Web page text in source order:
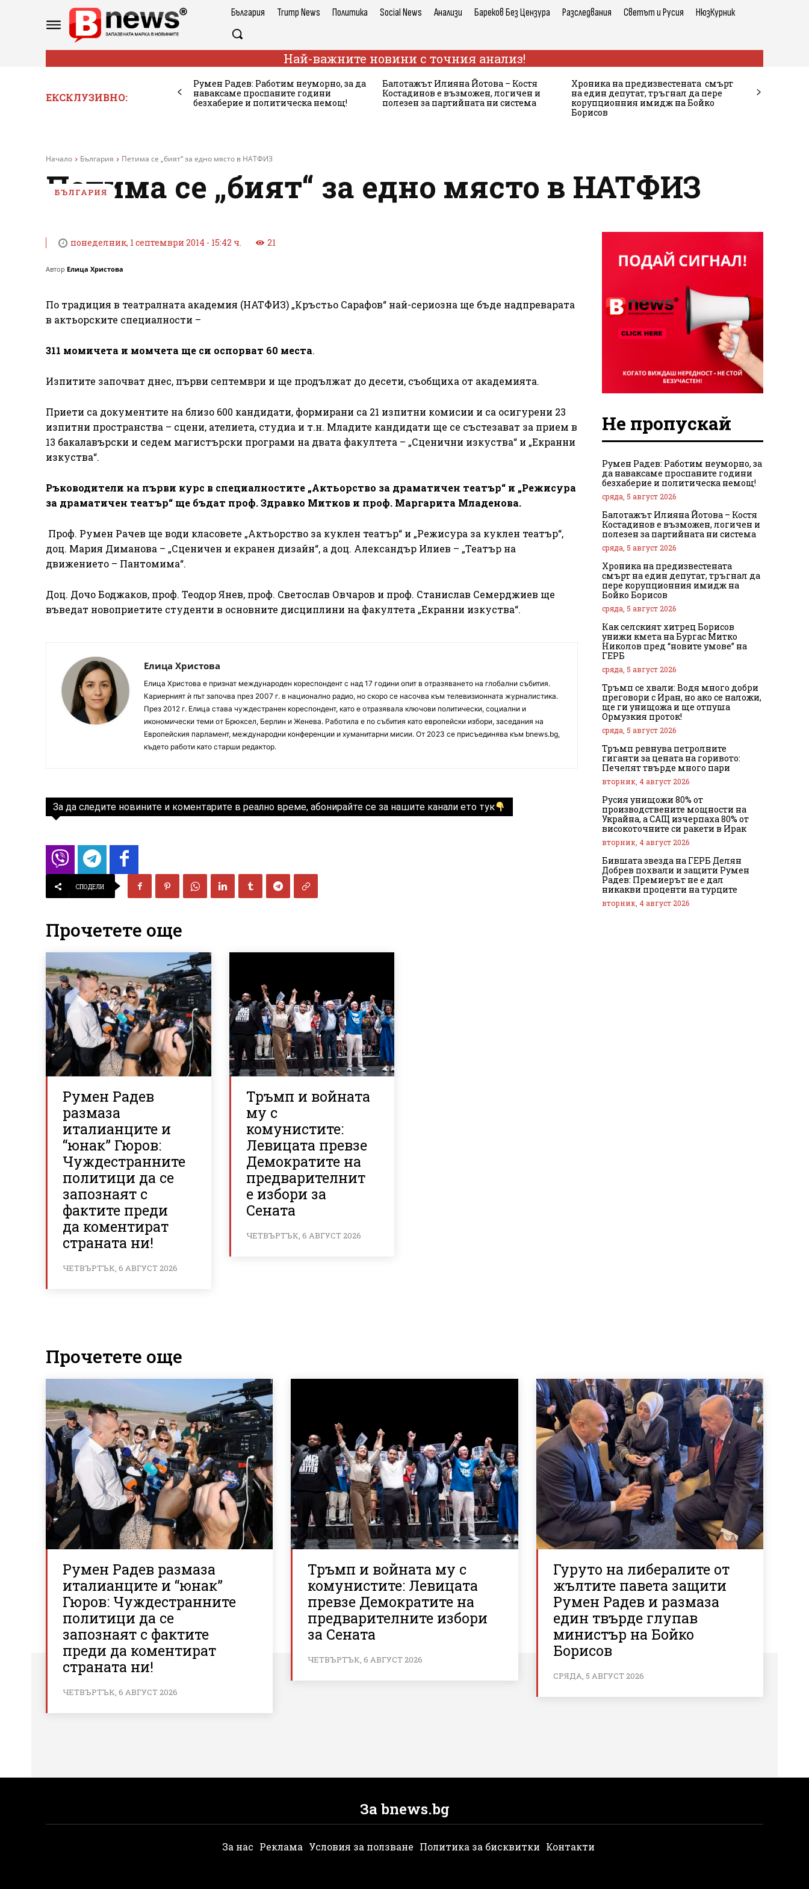
България Trump News Политика Social News Анализи Бареков Без Цензура Разследвания Светът и Русия НюзКурник
Най-важните новини с точния анализ!
ЕКСКЛУЗИВНО:
Румен Радев: Работим неуморно, за да
наваксаме проспаните години
безхаберие и политическа немощ!
Балотажът Илияна Йотова – Костя
Костадинов е възможен, логичен и
полезен за партийната ни система
Хроника на предизвестената смърт
на един депутат, тръгнал да пере
корупционния имидж на Бойко
Борисов
Начало България Петима се „бият“ за едно място в НАТФИЗ
Петима се „бият“ за едно място в НАТФИЗ
БЪЛГАРИЯ
понеделник, 1 септември 2014 - 15:42 ч. 21
Автор Елица Христова
По традиция в театралната академия (НАТФИЗ) „Кръстьо Сарафов“ най-сериозна ще бъде надпреварата
в актьорските специалности –
311 момичета и момчета ще си оспорват 60 места.
Изпитите започват днес, първи септември и ще продължат до десети, съобщиха от академията.
Приети са документите на близо 600 кандидати, формирани са 21 изпитни комисии и са осигурени 23
изпитни пространства – сцени, ателиета, студиа и т.н. Младите кандидати ще се състезават за прием в
13 бакалавърски и седем магистърски програми на двата факултета – „Сценични изкуства“ и „Екранни
изкуства“.
Ръководители на първи курс в специалностите „Актьорство за драматичен театър“ и „Режисура
за драматичен театър“ ще бъдат проф. Здравко Митков и проф. Маргарита Младенова.
Проф. Румен Рачев ще води класовете „Актьорство за куклен театър“ и „Режисура за куклен театър“,
доц. Мария Диманова – „Сценичен и екранен дизайн“, а доц. Александър Илиев – „Театър на
движението – Пантомима“.
Доц. Дочо Боджаков, проф. Теодор Янев, проф. Светослав Овчаров и проф. Станислав Семерджиев ще
въведат новоприетите студенти в основните дисциплини на факултета „Екранни изкуства“.
Елица Христова
Елица Христова е признат международен кореспондент с над 17 години опит в отразяването на глобални събития.
Кариерният ѝ път започва през 2007 г. в национално радио, но скоро се насочва към телевизионната журналистика.
През 2012 г. Елица става чуждестранен кореспондент, като е отразявала ключови политически, социални и
икономически теми от Брюксел, Берлин и Женева. Работила е по събития като европейски избори, заседания на
Европейския парламент, международни конференции и хуманитарни мисии. От 2023 се присъединява към bnews.bg,
където работи като старши редактор.
За да следите новините и коментарите в реално време, абонирайте се за нашите канали ето тук
СПОДЕЛИ
Прочетете още
Румен Радев
размаза
италианците и
“юнак” Гюров:
Чуждестранните
политици да се
запознаят с
фактите преди
да коментират
страната ни!
ЧЕТВЪРТЪК, 6 АВГУСТ 2026
Тръмп и войната
му с
комунистите:
Левицата превзе
Демократите на
предварителнит
е избори за
Сената
ЧЕТВЪРТЪК, 6 АВГУСТ 2026
Не пропускай
Румен Радев: Работим неуморно, за
да наваксаме проспаните години
безхаберие и политическа немощ!
сряда, 5 август 2026
Балотажът Илияна Йотова – Костя
Костадинов е възможен, логичен и
полезен за партийната ни система
сряда, 5 август 2026
Хроника на предизвестената
смърт на един депутат, тръгнал да
пере корупционния имидж на
Бойко Борисов
сряда, 5 август 2026
Как селският хитрец Борисов
унижи кмета на Бургас Митко
Николов пред “новите умове” на
ГЕРБ
сряда, 5 август 2026
Тръмп се хвали: Водя много добри
преговори с Иран, но ако се наложи,
ще ги унищожа и ще отпуша
Ормузкия проток!
сряда, 5 август 2026
Тръмп ревнува петролните
гиганти за цената на горивото:
Печелят твърде много пари
вторник, 4 август 2026
Русия унищожи 80% от
производствените мощности на
Украйна, а САЩ изчерпаха 80% от
високоточните си ракети в Ирак
вторник, 4 август 2026
Бившата звезда на ГЕРБ Делян
Добрев похвали и защити Румен
Радев: Премиерът не е дал
никакви проценти на турците
вторник, 4 август 2026
Прочетете още
Румен Радев размаза
италианците и “юнак”
Гюров: Чуждестранните
политици да се
запознаят с фактите
преди да коментират
страната ни!
ЧЕТВЪРТЪК, 6 АВГУСТ 2026
Тръмп и войната му с
комунистите: Левицата
превзе Демократите на
предварителните избори
за Сената
ЧЕТВЪРТЪК, 6 АВГУСТ 2026
Гуруто на либералите от
жълтите павета защити
Румен Радев и размаза
един твърде глупав
министър на Бойко
Борисов
СРЯДА, 5 АВГУСТ 2026
За bnews.bg
За нас Реклама Условия за ползване Политика за бисквитки Контакти